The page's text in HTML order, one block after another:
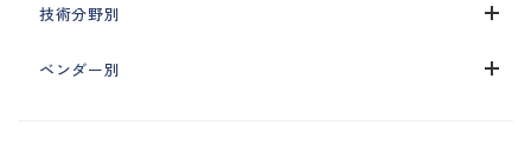
技術分野別
ベンダー別